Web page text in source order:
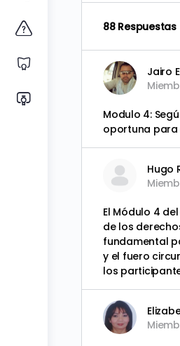
88 Respuestas
Jairo
Modulo 4:
oportuna para
Hugo
El Módulo 4
de los
fundamental
y el fuero
los